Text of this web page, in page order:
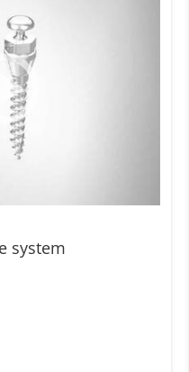
system